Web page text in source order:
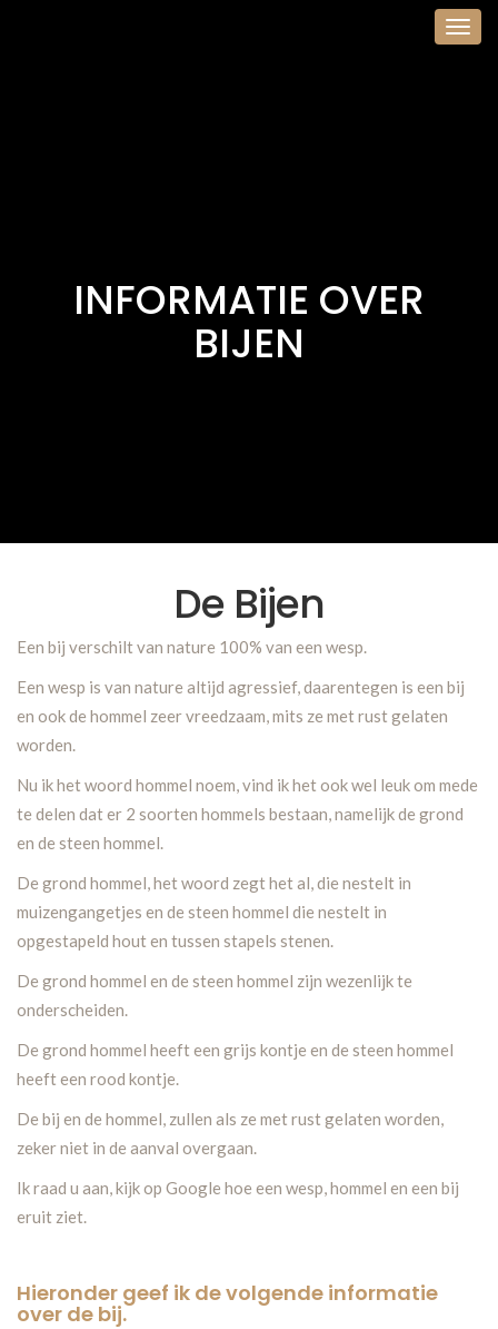
INFORMATIE OVER
BIJEN
De Bijen
Een bij verschilt van nature 100% van een wesp.
Een wesp is van nature altijd agressief, daarentegen is een bij
en ook de hommel zeer vreedzaam, mits ze met rust gelaten
worden.
Nu ik het woord hommel noem, vind ik het ook wel leuk om mede
te delen dat er 2 soorten hommels bestaan, namelijk de grond
en de steen hommel.
De grond hommel, het woord zegt het al, die nestelt in
muizengangetjes en de steen hommel die nestelt in
opgestapeld hout en tussen stapels stenen.
De grond hommel en de steen hommel zijn wezenlijk te
onderscheiden.
De grond hommel heeft een grijs kontje en de steen hommel
heeft een rood kontje.
De bij en de hommel, zullen als ze met rust gelaten worden,
zeker niet in de aanval overgaan.
Ik raad u aan, kijk op Google hoe een wesp, hommel en een bij
eruit ziet.
Hieronder geef ik de volgende informatie
over de bij.